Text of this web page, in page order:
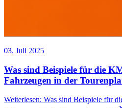
03. Juli 2025
Was sind Beispiele für die
Fahrzeugen in der
Weiterlesen: Was sind Beispiele für